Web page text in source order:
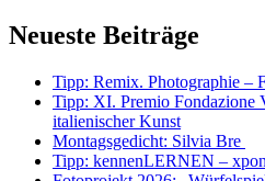
Neueste Beiträge
Tipp: Remix. Photographie –
Tipp: XI. Premio Fondazione
italienischer Kunst
Montagsgedicht: Silvia Bre
Tipp: kennenLERNEN –